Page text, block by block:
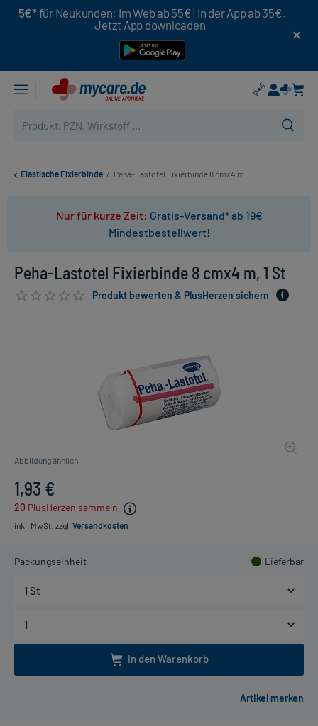
5€* für Neukunden: Im Web ab 55€ | In der App ab 35€.
Jetzt App downloaden
Elastische Fixierbinde / Peha-Lastotel Fixierbinde 8 cmx4 m
Nur für kurze Zeit: Gratis-Versand* ab 19€
Mindestbestellwert!
Peha-Lastotel Fixierbinde 8 cmx4 m, 1 St
Produkt bewerten & PlusHerzen sichern
Abbildung ähnlich
1,93 €
20 PlusHerzen sammeln
inkl. MwSt. zzgl. Versandkosten
Packungseinheit Lieferbar
In den Warenkorb